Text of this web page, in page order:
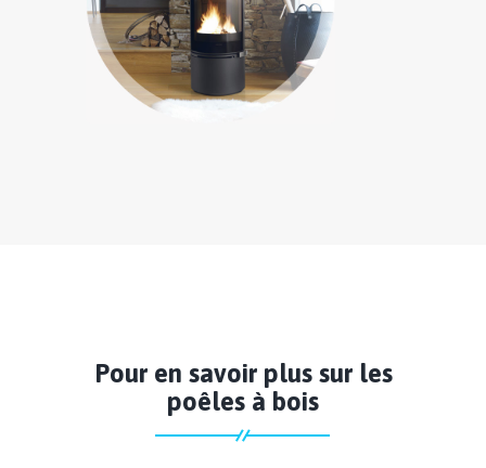
Pour en savoir plus sur les
poêles à bois